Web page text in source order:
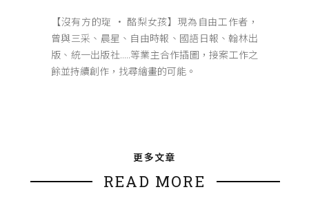
【沒有方的琁 • 酪梨女孩】現為自由工作者，
曾與三采、晨星、自由時報、國語日報、翰林出
版、統一出版社.....等業主合作插圖，接案工作之
餘並持續創作，找尋繪畫的可能。
更多文章
READ MORE